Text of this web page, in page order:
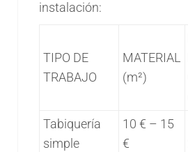
instalación:
TIPO DE
TRABAJO
MATERIAL
(m²)
Tabiquería
simple
10 € – 15
€